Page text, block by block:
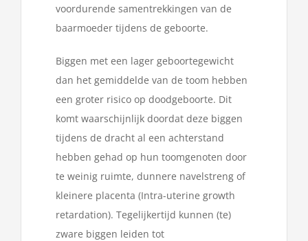
voordurende samentrekkingen van de
baarmoeder tijdens de geboorte.
Biggen met een lager geboortegewicht
dan het gemiddelde van de toom hebben
een groter risico op doodgeboorte. Dit
komt waarschijnlijk doordat deze biggen
tijdens de dracht al een achterstand
hebben gehad op hun toomgenoten door
te weinig ruimte, dunnere navelstreng of
kleinere placenta (Intra-uterine growth
retardation). Tegelijkertijd kunnen (te)
zware biggen leiden tot